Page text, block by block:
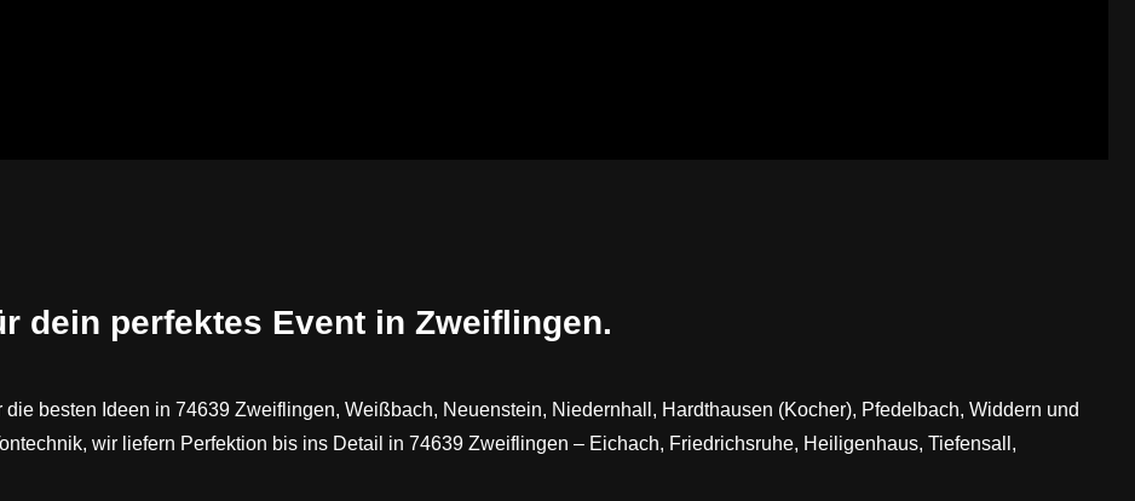
dein perfektes Event in Zweiflingen.
besten Ideen in 74639 Zweiflingen, Weißbach, Neuenstein, Niedernhall, Hardthausen (Kocher), Pfedelbach, Widdern und
wir liefern Perfektion bis ins Detail in 74639 Zweiflingen – Eichach, Friedrichsruhe, Heiligenhaus, Tiefensall,